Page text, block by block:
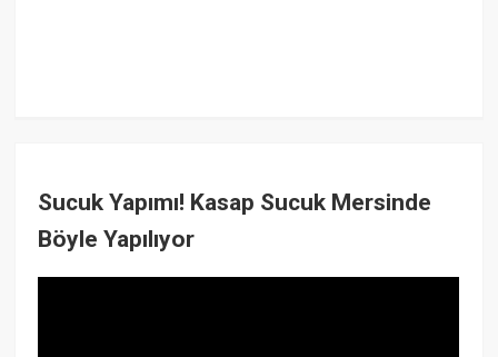
Sucuk Yapımı! Kasap Sucuk Mersinde
Böyle Yapılıyor